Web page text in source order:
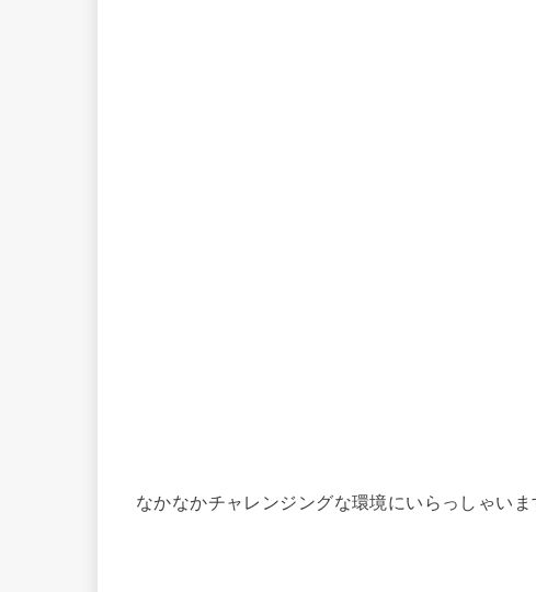
なかなかチャレンジングな環境にいらっしゃいま